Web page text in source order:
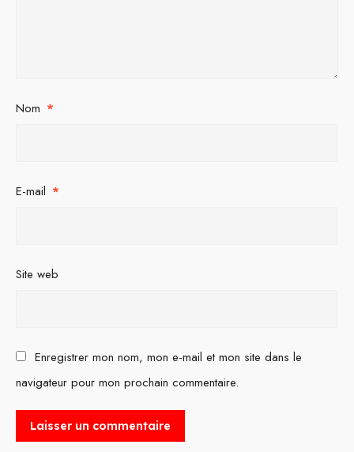
Nom *
E-mail *
Site web
Enregistrer mon nom, mon e-mail et mon site dans le
navigateur pour mon prochain commentaire.